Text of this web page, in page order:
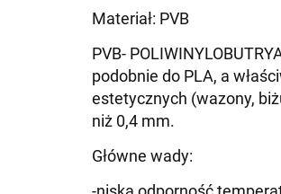
Materiał: PVB
PVB-
podobnie do PLA, a
estetycznych (wazony,
niż 0,4 mm.
Główne wady: